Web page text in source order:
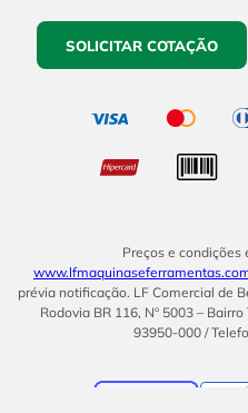
SOLICITAR COTAÇÃO
Preços e condições
prévia notificação. LF Comercial de
Rodovia BR 116, Nº 5003 –
93950-000 /